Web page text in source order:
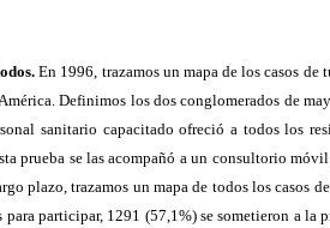
En 1996, trazamos un mapa de los casos
Definimos los dos conglomerados de
sanitario capacitado ofreció a todos los
prueba se las acompañó a un consultorio
plazo, trazamos un mapa de todos los casos
participar, 1291 (57,1%) se sometieron a la